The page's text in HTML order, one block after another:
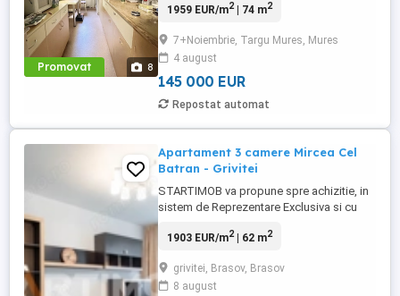
Promovat 8
UMFST si de toate punctele de interes),
bucatarie, doua bai, living, doua
dormitoare, camara, debara si balcon.
Imobilul se incadreaza in clasa ...
1959 EUR/m2| 74 m2
7+Noiembrie, Targu Mures, Mures
4 august
145 000 EUR
Repostat automat
Apartament 3 camere Mircea Cel
Batran - Grivitei
STARTIMOB va propune spre achizitie, in
sistem de Reprezentare Exclusiva si cu
un apartament de 3 camere situat in zona
apartamente construit in anul 1975, cu
structura din beton si izolatie exterioara.
1903 EUR/m2| 62 m2
grivitei, Brasov, Brasov
8 august